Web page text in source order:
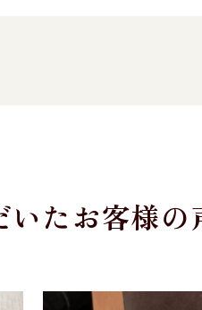
たお客様の